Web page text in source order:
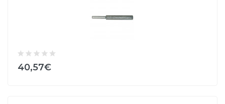
40,57€